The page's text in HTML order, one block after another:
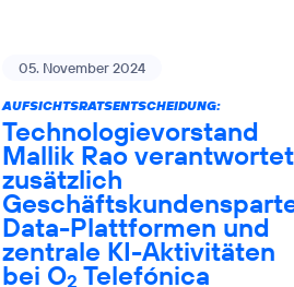
05. November 2024
AUFSICHTSRATSENTSCHEIDUNG:
Technologievorstand
Mallik Rao verantwortet
zusätzlich
Data-Plattformen und
zentrale KI-Aktivitäten
bei O2 Telefónica